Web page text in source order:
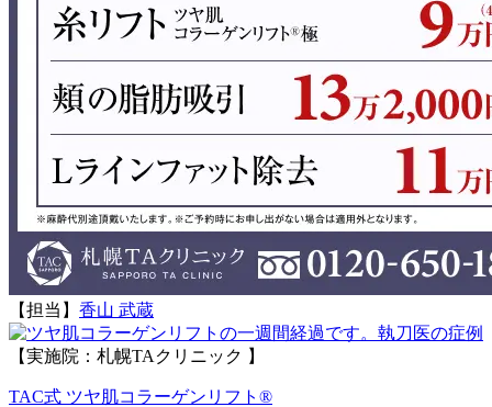
【担当】 香山 武蔵
執刀医の症例
【実施院：札幌TAクリニック 】
TAC式 ツヤ肌コラーゲンリフト®